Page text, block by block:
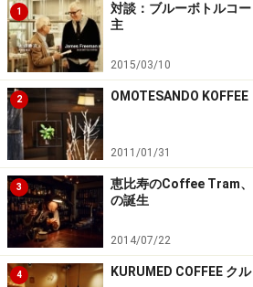
1
対談：ブルーボトルコ
主
2015/03/10
2 OMOTESANDO
2011/01/31
3
恵比寿のCoffee Tram
の誕生
2014/07/22
4 KURUMED COFFEE ク